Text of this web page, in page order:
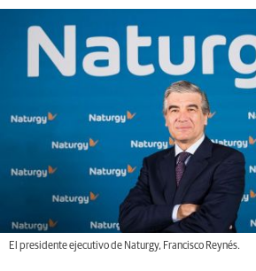
El presidente ejecutivo de Naturgy, Francisco Reynés.